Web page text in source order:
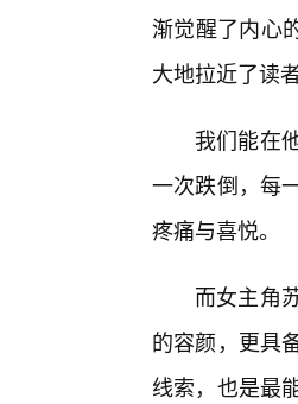
渐觉醒了内心
大地拉近了读
我们能在
一次跌倒，每
疼痛与喜悦。
而女主角
的容颜，更具
线索，也是最